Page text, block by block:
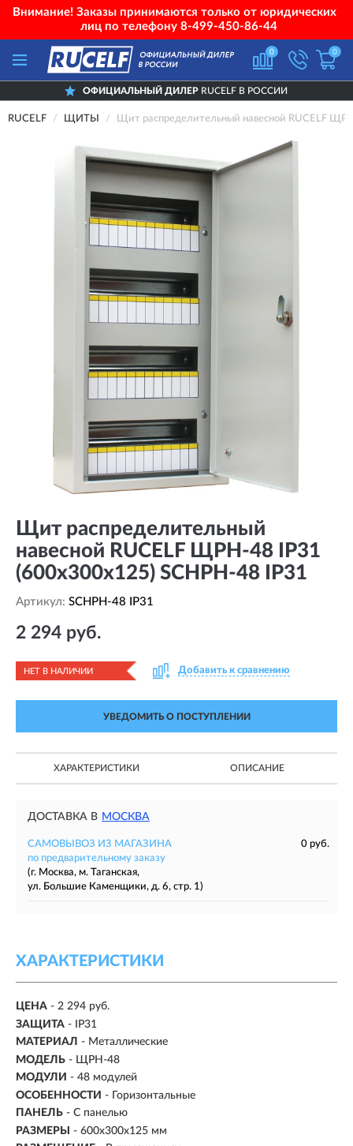
Внимание! Заказы принимаются только от юридических
лиц по телефону 8-499-450-86-44
0 0
ОФИЦИАЛЬНЫЙ ДИЛЕРRUCELF В РОССИИ
RUCELF ЩИТЫ Щит распределительный навесной RUCELF
Щит распределительный
навесной RUCELF ЩРН-48 IP31
(600х300х125) SCHPH-48 IP31
Артикул: SCHPH-48 IP31
2 294 руб.
НЕТ В НАЛИЧИИ Добавить к сравнению
УВЕДОМИТЬ О ПОСТУПЛЕНИИ
ХАРАКТЕРИСТИКИ ОПИСАНИЕ
ДОСТАВКА В МОСКВА
САМОВЫВОЗ ИЗ МАГАЗИНА
0 руб.
по предварительному заказу
(г. Москва, м. Таганская,
ул. Большие Каменщики, д. 6, стр. 1)
ХАРАКТЕРИСТИКИ
ЦЕНА - 2 294 руб.
ЗАЩИТА - IP31
МАТЕРИАЛ - Металлические
МОДЕЛЬ - ЩРН-48
МОДУЛИ - 48 модулей
ОСОБЕННОСТИ - Горизонтальные
ПАНЕЛЬ - С панелью
РАЗМЕРЫ
- 600х300х125 мм